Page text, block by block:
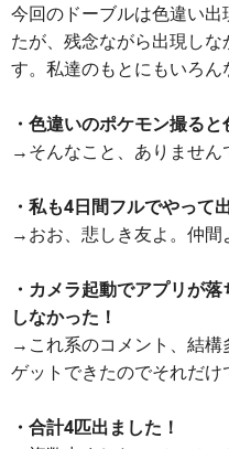
今回のドーブルは色違い
たが、残念ながら出現し
す。私達のもとにもいろん
・色違いのポケモン撮る
→そんなこと、ありません
・私も4日間フルでやって
→おお、悲しき友よ。仲間
・カメラ起動でアプリが
しなかった！
→これ系のコメント、結構
ゲットできたのでそれだけ
・合計4匹出ました！